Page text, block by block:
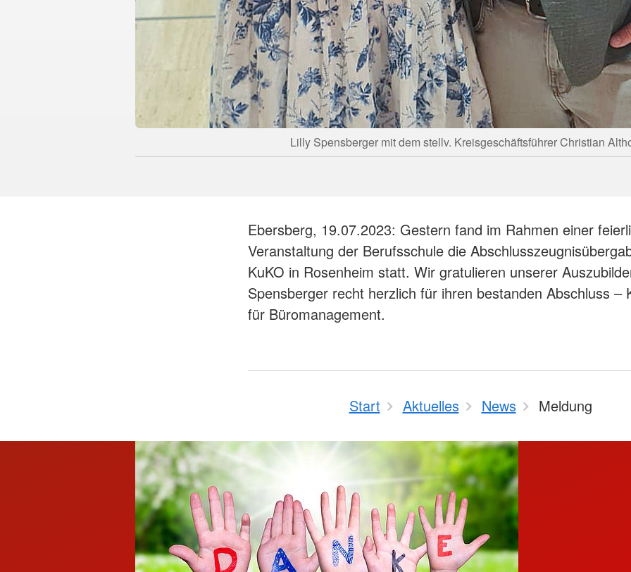
Lilly Spensberger mit dem stellv. Kreisgeschäftsführer Christian
Ebersberg, 19.07.2023: Gestern fand im Rahmen einer
Veranstaltung der Berufsschule die
KuKO in Rosenheim statt. Wir gratulieren unserer
Spensberger recht herzlich für ihren bestanden Abschluss –
für Büromanagement.
Start Aktuelles News Meldung